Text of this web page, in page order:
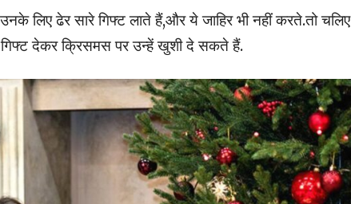
लिए ढेर सारे गिफ्ट लाते हैं,और ये जाहिर भी नहीं करते.तो चलिए
देकर क्रिसमस पर उन्हें खुशी दे सकते हैं.